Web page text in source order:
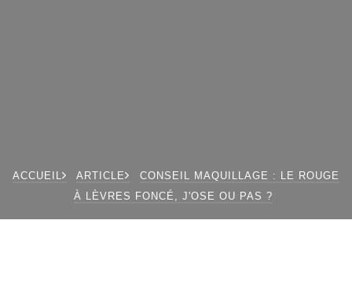
ACCUEIL ARTICLE
CONSEIL MAQUILLAGE : LE ROUGE
À LÈVRES FONCÉ, J'OSE OU PAS ?